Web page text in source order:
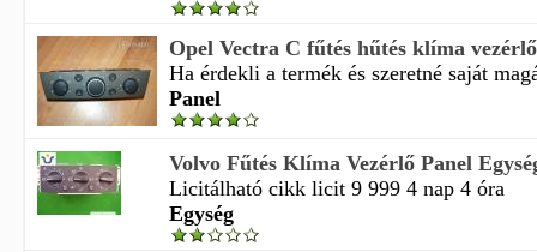
Opel Vectra C fűtés hűtés klíma
Ha érdekli a termék és szeretné saját
Panel
Volvo Fűtés Klíma Vezérlő Panel
Licitálható cikk licit 9 999 4 nap 4 óra
Egység